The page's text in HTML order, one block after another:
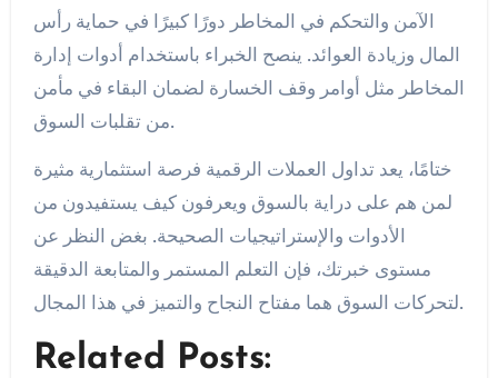
الآمن والتحكم في المخاطر دورًا كبيرًا في حماية رأس
المال وزيادة العوائد. ينصح الخبراء باستخدام أدوات إدارة
المخاطر مثل أوامر وقف الخسارة لضمان البقاء في مأمن
من تقلبات السوق.
ختامًا، يعد تداول العملات الرقمية فرصة استثمارية مثيرة
لمن هم على دراية بالسوق ويعرفون كيف يستفيدون من
الأدوات والإستراتيجيات الصحيحة. بغض النظر عن
مستوى خبرتك، فإن التعلم المستمر والمتابعة الدقيقة
لتحركات السوق هما مفتاح النجاح والتميز في هذا المجال.
Related Posts: